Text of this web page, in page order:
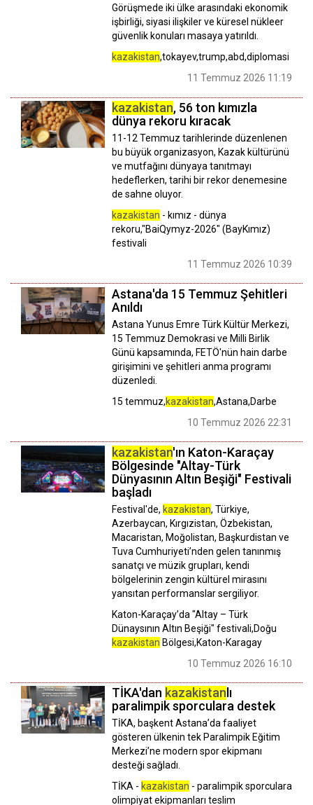
Görüşmede iki ülke arasındaki ekonomik
işbirliği, siyasi ilişkiler ve küresel nükleer
güvenlik konuları masaya yatırıldı.
kazakistan,tokayev,trump,abd,diplomasi
11 Temmuz 2026 11:19
kazakistan, 56 ton kımızla
dünya rekoru kıracak
11-12 Temmuz tarihlerinde düzenlenen
bu büyük organizasyon, Kazak kültürünü
ve mutfağını dünyaya tanıtmayı
hedeflerken, tarihi bir rekor denemesine
de sahne oluyor.
kazakistan - kımız - dünya
rekoru,"BaiQymyz-2026" (BayKımız)
festivali
11 Temmuz 2026 10:39
Astana'da 15 Temmuz Şehitleri
Anıldı
Astana Yunus Emre Türk Kültür Merkezi,
15 Temmuz Demokrasi ve Milli Birlik
Günü kapsamında, FETÖ'nün hain darbe
girişimini ve şehitleri anma programı
düzenledi.
15 temmuz,kazakistan,Astana,Darbe
10 Temmuz 2026 22:31
kazakistan'ın Katon-Karaçay
Bölgesinde "Altay-Türk
Dünyasının Altın Beşiği" Festivali
başladı
Festival'de, kazakistan, Türkiye,
Azerbaycan, Kırgızistan, Özbekistan,
Macaristan, Moğolistan, Başkurdistan ve
Tuva Cumhuriyeti’nden gelen tanınmış
sanatçı ve müzik grupları, kendi
bölgelerinin zengin kültürel mirasını
yansıtan performanslar sergiliyor.
Katon-Karaçay’da "Altay – Türk
Dünaysının Altın Beşiği" festivali,Doğu
kazakistan Bölgesi,Katon-Karagay
10 Temmuz 2026 16:10
TİKA'dan kazakistan lı
paralimpik sporculara destek
TİKA, başkent Astana’da faaliyet
gösteren ülkenin tek Paralimpik Eğitim
Merkezi’ne modern spor ekipmanı
desteği sağladı.
TİKA - kazakistan - paralimpik sporculara
olimpiyat ekipmanları teslim